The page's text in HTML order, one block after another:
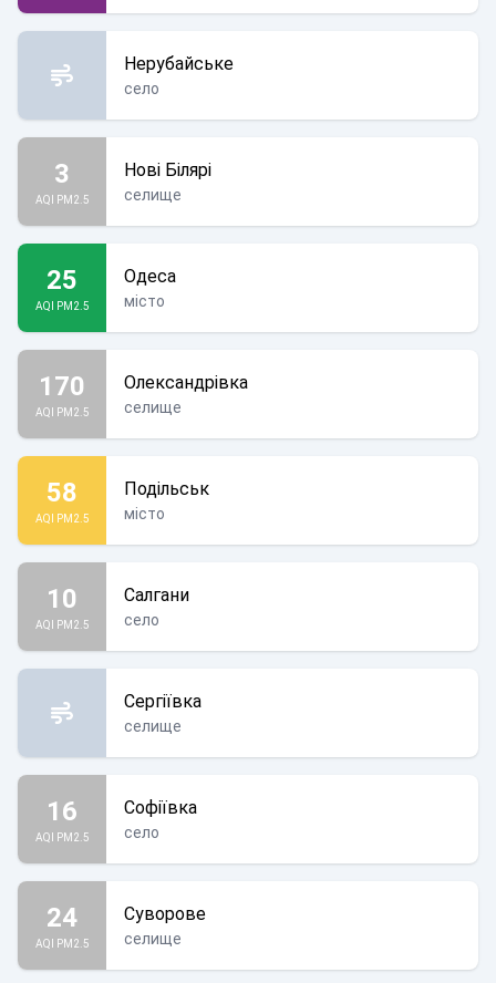
Нерубайське
село
3
AQI PM2.5
Нові Білярі
селище
25
AQI PM2.5
Одеса
місто
170
AQI PM2.5
Олександрівка
селище
58
AQI PM2.5
Подільськ
місто
10
AQI PM2.5
Салгани
село
Сергіївка
селище
16
AQI PM2.5
Софіївка
село
24
AQI PM2.5
Суворове
селище